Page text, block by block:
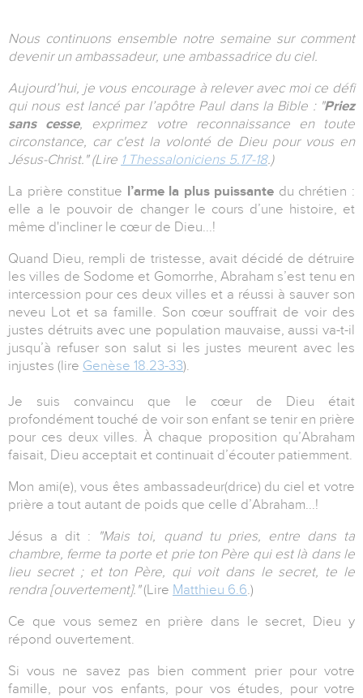
Nous continuons ensemble notre semaine sur comment
devenir un ambassadeur, une ambassadrice du ciel.
Aujourd’hui, je vous encourage à relever avec moi ce défi
qui nous est lancé par l’apôtre Paul dans la Bible : "Priez
sans cesse, exprimez votre reconnaissance en toute
circonstance, car c'est la volonté de Dieu pour vous en
Jésus-Christ." (Lire 1 Thessaloniciens 5.17-18.)
La prière constitue l’arme la plus puissante du chrétien :
elle a le pouvoir de changer le cours d’une histoire, et
même d'incliner le cœur de Dieu...!
Quand Dieu, rempli de tristesse, avait décidé de détruire
les villes de Sodome et Gomorrhe, Abraham s’est tenu en
intercession pour ces deux villes et a réussi à sauver son
neveu Lot et sa famille. Son cœur souffrait de voir des
justes détruits avec une population mauvaise, aussi va-t-il
jusqu’à refuser son salut si les justes meurent avec les
injustes (lire Genèse 18.23-33).
Je suis convaincu que le cœur de Dieu était
profondément touché de voir son enfant se tenir en prière
pour ces deux villes. À chaque proposition qu’Abraham
faisait, Dieu acceptait et continuait d’écouter patiemment.
Mon ami(e), vous êtes ambassadeur(drice) du ciel et votre
prière a tout autant de poids que celle d’Abraham...!
Jésus a dit : "Mais toi, quand tu pries, entre dans ta
chambre, ferme ta porte et prie ton Père qui est là dans le
lieu secret ; et ton Père, qui voit dans le secret, te le
rendra [ouvertement]."(Lire Matthieu 6.6.)
Ce que vous semez en prière dans le secret, Dieu y
répond ouvertement.
Si vous ne savez pas bien comment prier pour votre
famille, pour vos enfants, pour vos études, pour votre